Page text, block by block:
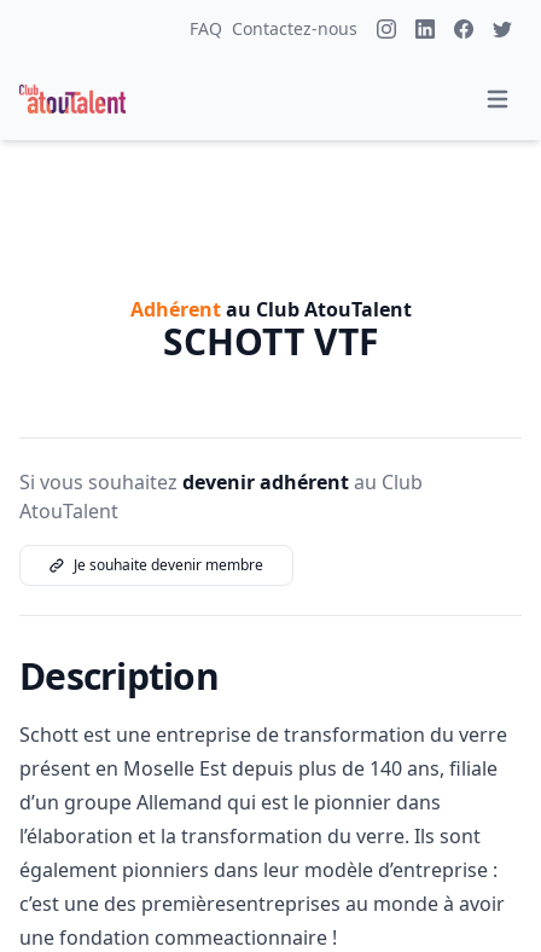
FAQ Contactez-nous
Adhérentau Club AtouTalent
SCHOTT VTF
Si vous souhaitez devenir adhérentau Club
AtouTalent
Je souhaite devenir membre
Description
Schott est une entreprise de transformation du verre
présent en Moselle Est depuis plus de 140 ans, filiale
d’un groupe Allemand qui est le pionnier dans
l’élaboration et la transformation du verre. Ils sont
également pionniers dans leur modèle d’entreprise :
c’est une des premièresentreprises au monde à avoir
une fondation commeactionnaire !